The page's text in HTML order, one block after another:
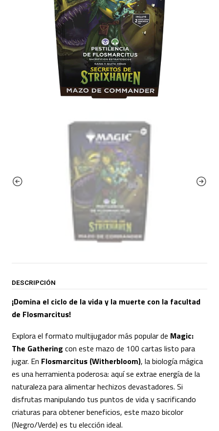
DESCRIPCIÓN
¡Domina el ciclo de la vida y la muerte con la facultad
de Flosmarcitus!
Explora el formato multijugador más popular de Magic:
The Gathering con este mazo de 100 cartas listo para
jugar. En Flosmarcitus (Witherbloom), la biología mágica
es una herramienta poderosa: aquí se extrae energía de la
naturaleza para alimentar hechizos devastadores. Si
disfrutas manipulando tus puntos de vida y sacrificando
criaturas para obtener beneficios, este mazo bicolor
(Negro/Verde) es tu elección ideal.